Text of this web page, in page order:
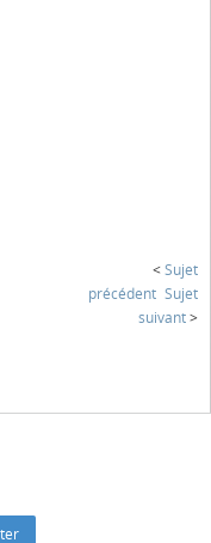
< Sujet
précédent Sujet
suivant >